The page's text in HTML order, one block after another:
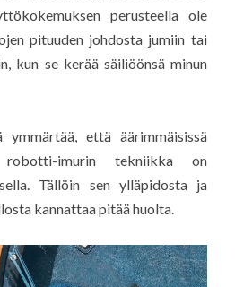
perusteella ole
pituuden johdosta jumiin tai
kun se kerää säiliöönsä minun
että äärimmäisissä
robotti-imurin tekniikka on
Tällöin sen ylläpidosta ja
kannattaa pitää huolta.